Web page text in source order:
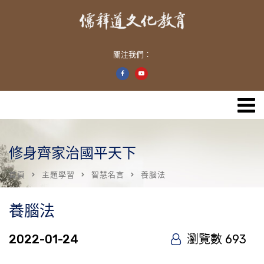
關注我們：
修身齊家治國平天下
首頁 主題學習 智慧名言 養腦法
養腦法
2022-01-24 瀏覽數 693